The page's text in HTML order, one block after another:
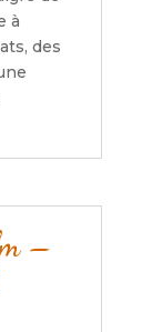
à
des
–